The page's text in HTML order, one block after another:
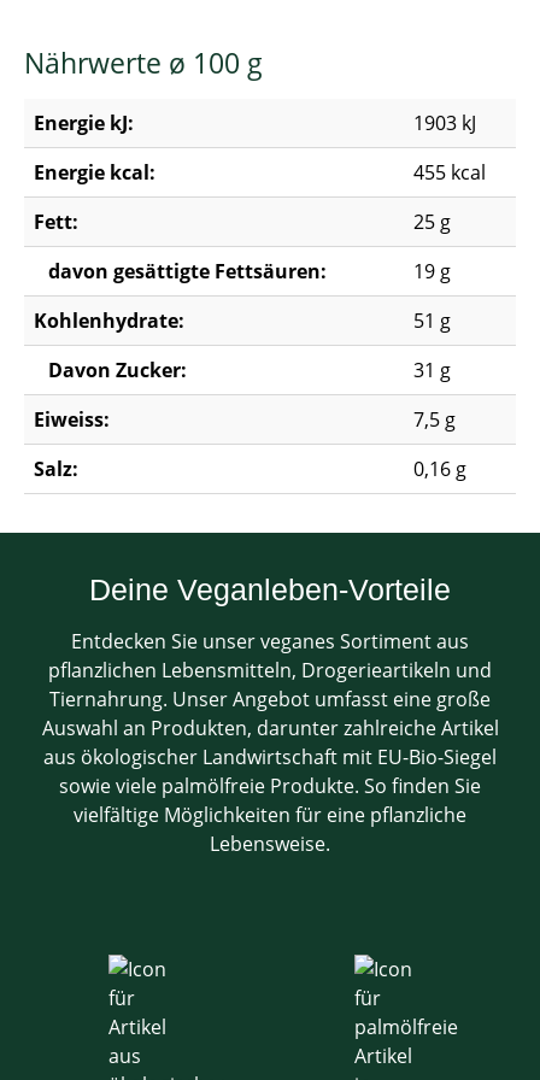
Nährwerte ø 100 g
Energie kJ:
1903 kJ
Energie kcal:
455 kcal
Fett:
25 g
davon gesättigte Fettsäuren:
19 g
Kohlenhydrate:
51 g
Davon Zucker:
31 g
Eiweiss:
7,5 g
Salz:
0,16 g
Deine Veganleben-Vorteile
Entdecken Sie unser veganes Sortiment aus
pflanzlichen Lebensmitteln, Drogerieartikeln und
Tiernahrung. Unser Angebot umfasst eine große
Auswahl an Produkten, darunter zahlreiche Artikel
aus ökologischer Landwirtschaft mit EU-Bio-Siegel
sowie viele palmölfreie Produkte. So finden Sie
vielfältige Möglichkeiten für eine pflanzliche
Lebensweise.